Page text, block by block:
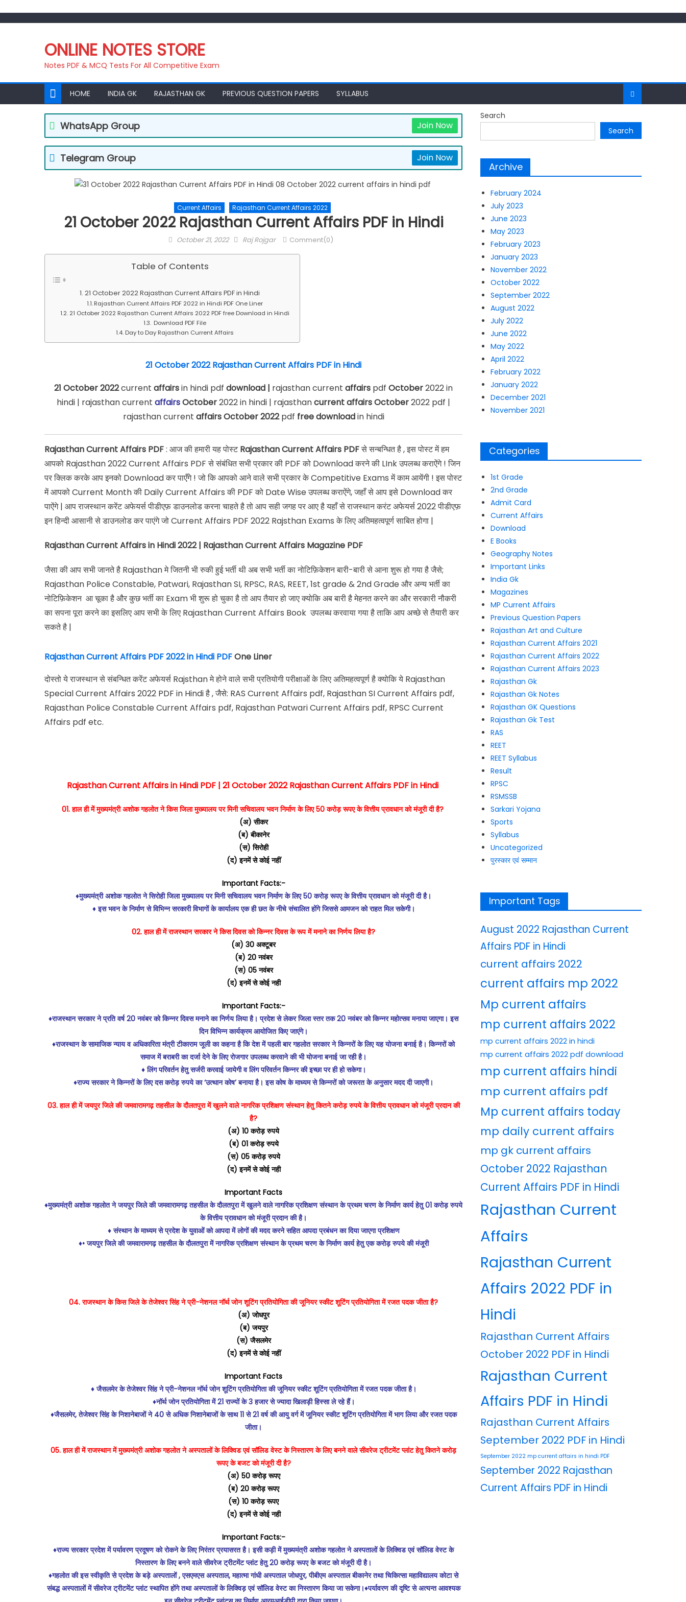
ONLINE NOTES STORE
Notes PDF & MCQ Tests For All Competitive Exam
HOME INDIA GK RAJASTHAN GK PREVIOUS QUESTION PAPERS SYLLABUS
WhatsApp Group Join Now
Telegram Group Join Now
Current Affairs Rajasthan Current Affairs 2022
21 October 2022 Rajasthan Current Affairs PDF in Hindi
Posted
October 21, 2022 Author
Raj Rojgar Comment(0)
Table of Contents
21 October 2022 Rajasthan Current Affairs PDF in Hindi
Rajasthan Current Affairs PDF 2022 in Hindi PDF One Liner
21 October 2022 Rajasthan Current Affairs 2022 PDF free Download in Hindi
Download PDF File
Day to Day Rajasthan Current Affairs
21 October 2022 Rajasthan Current Affairs PDF in Hindi
21 October 2022current affairsin hindi pdf download | rajasthan current affairs pdf October2022 in
hindi | rajasthan current affairsOctober2022 in hindi | rajasthancurrent affairsOctober2022 pdf |
rajasthan current affairs October 2022pdf free downloadin hindi
Rajasthan Current Affairs PDF: आज की हमारी यह पोस्टRajasthan Current Affairs PDFसे सन्बन्धित है , इस पोस्ट में हम
आपको Rajasthan 2022 Current Affairs PDF से संबंधित सभी प्रकार की PDF को Download करने की LInk उपलब्ध कराऐंगे ! जिन
पर क्लिक करके आप इनको Download कर पाएँगे ! जो कि आपको आने वाले सभी प्रकार के Competitive Exams में काम आयेंगी ! इस पोस्ट
में आपको Current Month की Daily Current Affairs की PDF को Date Wise उपलब्ध कराऐंगे, जहाँ से आप इसे Download कर
पाऐंगे | आप राजस्थान करेंट अफेयर्स पीडीएफ़ डाउनलोड करना चाहते है तो आप सही जगह पर आए है यहाँ से राजस्थान करंट अफेयर्स 2022 पीडीएफ़
इन हिन्दी आसानी से डाउनलोड कर पाएंगे जो Current Affairs PDF 2022 Rajsthan Exams के लिए अतिमहत्वपूर्ण साबित होगा |
Rajasthan Current Affairs in Hindi 2022 | Rajasthan Current Affairs Magazine PDF
जैसा की आप सभी जानते है Rajasthan मे जितनी भी रुकी हुई भर्ती थी अब सभी भर्ती का नोटिफ़िकेशन बारी-बारी से आना शुरू हो गया है जैसे;
Rajasthan Police Constable, Patwari, Rajasthan SI, RPSC, RAS, REET, 1st grade & 2nd Grade और अन्य भर्ती का
नोटिफ़िकेशन आ चूका है और कुछ भर्ती का Exam भी शुरू हो चुका है तो आप तैयार हो जाए क्योकि अब बारी है मेहनत करने का और सरकारी नौकरी
का सपना पूरा करने का इसलिए आप सभी के लिए Rajasthan Current Affairs Book उपलब्ध करवाया गया है ताकि आप अच्छे से तैयारी कर
सकते है |
Rajasthan Current Affairs PDF 2022 in Hindi PDFOne Liner
दोस्तो ये राजस्थान से संबन्धित करेंट अफेयर्स Rajsthan मे होने वाले सभी प्रतियोगी परीक्षाओं के लिए अतिमहत्वपूर्ण है क्योकि ये Rajasthan
Special Current Affairs 2022 PDF in Hindi है , जैसे: RAS Current Affairs pdf, Rajasthan SI Current Affairs pdf,
Rajasthan Police Constable Current Affairs pdf, Rajasthan Patwari Current Affairs pdf, RPSC Current
Affairs pdf etc.
Rajasthan Current Affairs in Hindi PDF | 21 October 2022 Rajasthan Current Affairs PDF in Hindi
01. हाल ही में मुख्यमंत्री अशोक गहलोत ने किस जिला मुख्यालय पर मिनी सचिवालय भवन निर्माण के लिए 50 करोड़ रूपए के वित्तीय प्रावधान को मंजूरी दी है?
(अ) सीकर
(ब) बीकानेर
(स) सिरोही
(द) इनमें से कोई नहीं
Important Facts:-
♦️मुख्यमंत्री अशोक गहलोत ने सिरोही जिला मुख्यालय पर मिनी सचिवालय भवन निर्माण के लिए 50 करोड़ रूपए के वित्तीय प्रावधान को मंजूरी दी है।
♦️ इस भवन के निर्माण से विभिन्न सरकारी विभागों के कार्यालय एक ही छत के नीचे संचालित होंगे जिससे आमजन को राहत मिल सकेगी।
02. हाल ही में राजस्थान सरकार ने किस दिवस को किन्नर दिवस के रूप में मनाने का निर्णय लिया है?
(अ) 30 अक्टूबर
(ब) 20 नवंबर
(स) 05 नवंबर
(द) इनमें से कोई नही
Important Facts:-
♦️राजस्थान सरकार ने प्रति वर्ष 20 नवंबर को किन्नर दिवस मनाने का निर्णय लिया है। प्रदेश से लेकर जिला स्तर तक 20 नवंबर को किन्नर महोत्सव मनाया जाएगा। इस
दिन विभिन्न कार्यक्रम आयोजित किए जाएंगे।
♦️राजस्थान के सामाजिक न्याय व अधिकारिता मंत्री टीकाराम जूली का कहना है कि देश में पहली बार गहलोत सरकार ने किन्नरों के लिए यह योजना बनाई है। किन्नरों को
समाज में बराबरी का दर्जा देने के लिए रोजगार उपलब्ध करवाने की भी योजना बनाई जा रही है।
♦️ लिंग परिवर्तन हेतु सर्जरी करवाई जायेगी व लिंग परिवर्तन किन्नर की इच्छा पर ही हो सकेगा।
♦️राज्य सरकार ने किन्नरों के लिए दस करोड़ रुपये का ‘उत्थान कोष’ बनाया है। इस कोष के माध्यम से किन्नरों को जरूरत के अनुसार मदद दी जाएगी।
03. हाल ही में जयपुर जिले की जमवारामगढ़ तहसील के दौलतपुरा में खुलने वाले नागरिक प्रशिक्षण संस्थान हेतु कितने करोड़ रुपये के वित्तीय प्रावधान को मंजूरी प्रदान की
है?
(अ) 10 करोड़ रुपये
(ब) 01 करोड़ रुपये
(स) 05 करोड़ रुपये
(द) इनमें से कोई नही
Important Facts
♦️मुख्यमंत्री अशोक गहलोत ने जयपुर जिले की जमवारामगढ़ तहसील के दौलतपुरा में खुलने वाले नागरिक प्रशिक्षण संस्थान के प्रथम चरण के निर्माण कार्य हेतु 01 करोड़ रुपये
के वित्तीय प्रावधान को मंजूरी प्रदान की है।
♦️ संस्थान के माध्यम से प्रदेश के युवाओं को आपदा में लोगों की मदद करने सहित आपदा प्रबंधन का दिया जाएगा प्रशिक्षण
♦️• जयपुर जिले की जमवारामगढ़ तहसील के दौलतपुरा में नागरिक प्रशिक्षण संस्थान के प्रथम चरण के निर्माण कार्य हेतु एक करोड़ रुपये की मंजूरी
04. राजस्थान के किस जिले के तेजेश्वर सिंह ने प्री-नेशनल नॉर्थ जोन शूटिंग प्रतियोगिता की जूनियर स्कीट शूटिंग प्रतियोगिता में रजत पदक जीता है?
(अ) जोधपुर
(ब) जयपुर
(स) जैसलमेर
(द) इनमें से कोई नहीं
Important Facts
♦️ जैसलमेर के तेजेश्वर सिंह ने प्री-नेशनल नॉर्थ जोन शूटिंग प्रतियोगिता की जूनियर स्कीट शूटिंग प्रतियोगिता में रजत पदक जीता है।
♦️नॉर्थ जोन प्रतियोगिता में 21 राज्यों के 3 हजार से ज्यादा खिलाड़ी हिस्सा ले रहे हैं।
♦️जैसलमेर, तेजेश्वर सिंह के निशानेबाजों ने 40 से अधिक निशानेबाजों के साथ 11 से 21 वर्ष की आयु वर्ग में जूनियर स्कीट शूटिंग प्रतियोगिता में भाग लिया और रजत पदक
जीता।
05. हाल ही में राजस्थान में मुख्यमंत्री अशोक गहलोत ने अस्पतालों के लिक्विड एवं सॉलिड वेस्ट के निस्तारण के लिए बनने वाले सीवरेज ट्रीटमेंट प्लांट हेतु कितने करोड़
रूपए के बजट को मंजूरी दी है?
(अ) 50 करोड़ रूपए
(ब) 20 करोड़ रूपए
(स) 10 करोड़ रूपए
(द) इनमें से कोई नही
Important Facts:-
♦️राज्य सरकार प्रदेश में पर्यावरण प्रदूषण को रोकने के लिए निरंतर प्रयासरत है। इसी कड़ी में मुख्यमंत्री अशोक गहलोत ने अस्पतालों के लिक्विड एवं सॉलिड वेस्ट के
निस्तारण के लिए बनने वाले सीवरेज ट्रीटमेंट प्लांट हेतु 20 करोड़ रूपए के बजट को मंजूरी दी है।
♦️गहलोत की इस स्वीकृति से प्रदेश के बड़े अस्पतालों , एसएमएस अस्पताल, महात्मा गांधी अस्पताल जोधपुर, पीबीएम अस्पताल बीकानेर तथा चिकित्सा महाविद्यालय कोटा से
संबद्ध अस्पतालों में सीवरेज ट्रीटमेंट प्लांट स्थापित होंगे तथा अस्पतालों के लिक्विड़ एवं सॉलिड वेस्ट का निस्तारण किया जा सकेगा।♦️पर्यावरण की दृष्टि से अत्यन्त आवश्यक
Search
Search
Archive
February 2024
July 2023
June 2023
May 2023
February 2023
January 2023
November 2022
October 2022
September 2022
August 2022
July 2022
June 2022
May 2022
April 2022
February 2022
January 2022
December 2021
November 2021
Categories
1st Grade
2nd Grade
Admit Card
Current Affairs
Download
E Books
Geography Notes
Important Links
India Gk
Magazines
MP Current Affairs
Previous Question Papers
Rajasthan Art and Culture
Rajasthan Current Affairs 2021
Rajasthan Current Affairs 2022
Rajasthan Current Affairs 2023
Rajasthan Gk
Rajasthan Gk Notes
Rajasthan GK Questions
Rajasthan Gk Test
RAS
REET
REET Syllabus
Result
RPSC
RSMSSB
Sarkari Yojana
Sports
Syllabus
Uncategorized
पुरस्कार एवं सम्मान
Important Tags
August 2022 Rajasthan Current
Affairs PDF in Hindi
current affairs 2022
current affairs mp 2022
Mp current affairs
mp current affairs 2022
mp current affairs 2022 in hindi
mp current affairs 2022 pdf download
mp current affairs hindi
mp current affairs pdf
Mp current affairs today
mp daily current affairs
mp gk current affairs
October 2022 Rajasthan
Current Affairs PDF in Hindi
Rajasthan Current
Affairs
Rajasthan Current
Affairs 2022 PDF in
Hindi
Rajasthan Current Affairs
October 2022 PDF in Hindi
Rajasthan Current
Affairs PDF in Hindi
Rajasthan Current Affairs
September 2022 PDF in Hindi
September 2022 mp current affairs in hindi PDF
September 2022 Rajasthan
Current Affairs PDF in Hindi